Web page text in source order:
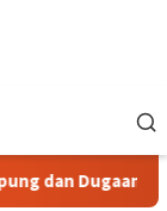
Pelanggaran